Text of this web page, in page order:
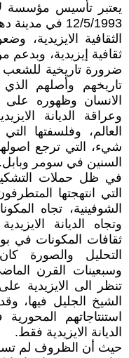
يعتبر تأسيس مؤسسة
12/5/1993 في
الثقافية الايزيدية،
ثقافية إيزيدية،
ضرورة تاريخية للشعب
تاريخهم وأصلهم
الانسان وظهوره
وعراقة الديانة
العالم، وفلسفتها
شيء، التي ترجع
السنين في سومر وبابل.
في ظل حملات التشكيك
التي انتهجتها
الشوفينية، تجاه
وتجاه الديانة
ثقافات المكونات في
التحليل والصورة
وسبعينات القرن
تنظر الى الايزيدية
الشيخ الجليل فيها،
استنتاجاتهم
الديانة الايزيدية فقط.
حيث أن الظروف لم